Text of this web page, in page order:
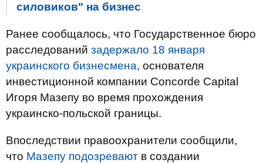
силовиков" на бизнес
Ранее сообщалось, что Государственное бюро
расследований задержало 18 января
украинского бизнесмена, основателя
инвестиционной компании Concorde Capital
Игоря Мазепу во время прохождения
украинско-польской границы.
Впоследствии правоохранители сообщили,
что Мазепу подозревают в создании